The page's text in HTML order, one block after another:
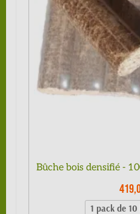
Bûche bois densifié -
1 pack de 10